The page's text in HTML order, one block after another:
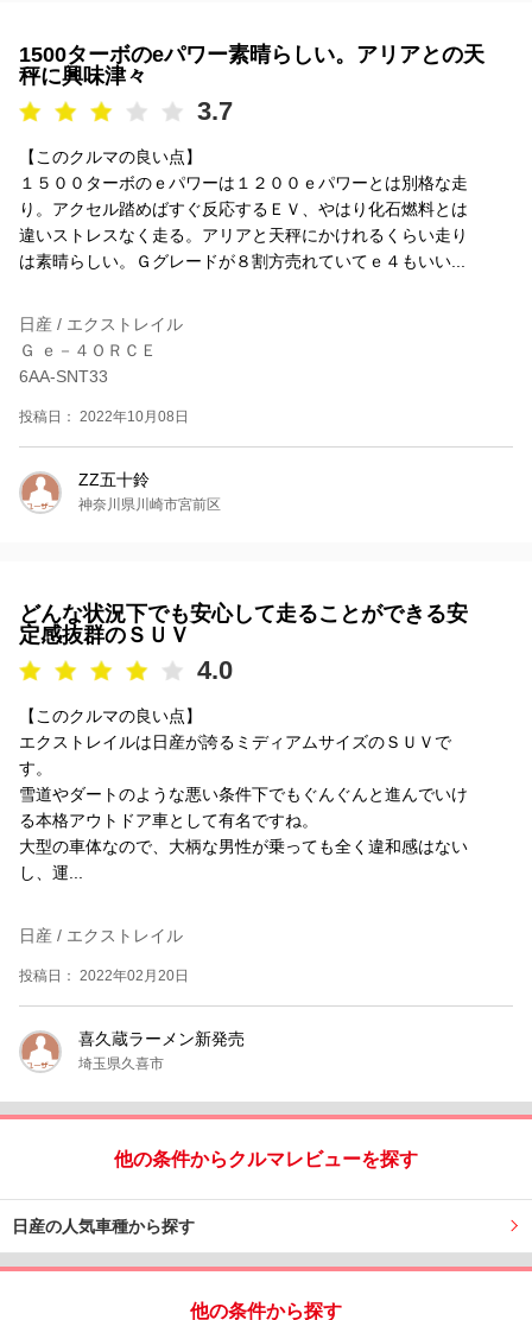
1500ターボのeパワー素晴らしい。アリアとの天
秤に興味津々
3.7
【このクルマの良い点】
１５００ターボのｅパワーは１２００ｅパワーとは別格な走
り。アクセル踏めばすぐ反応するＥＶ、やはり化石燃料とは
違いストレスなく走る。アリアと天秤にかけれるくらい走り
は素晴らしい。Ｇグレードが８割方売れていてｅ４もいい...
日産 / エクストレイル
Ｇ ｅ－４ＯＲＣＥ
6AA-SNT33
投稿日： 2022年10月08日
ZZ五十鈴
神奈川県川崎市宮前区
どんな状況下でも安心して走ることができる安
定感抜群のＳＵＶ
4.0
【このクルマの良い点】
エクストレイルは日産が誇るミディアムサイズのＳＵＶで
す。
雪道やダートのような悪い条件下でもぐんぐんと進んでいけ
る本格アウトドア車として有名ですね。
大型の車体なので、大柄な男性が乗っても全く違和感はない
し、運...
日産 / エクストレイル
投稿日： 2022年02月20日
喜久蔵ラーメン新発売
埼玉県久喜市
他の条件からクルマレビューを探す
日産の人気車種から探す
他の条件から探す